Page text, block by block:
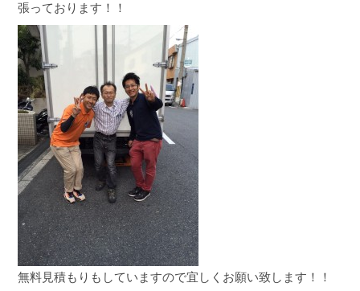
張っております！！
無料見積もりもしていますので宜しくお願い致します！！